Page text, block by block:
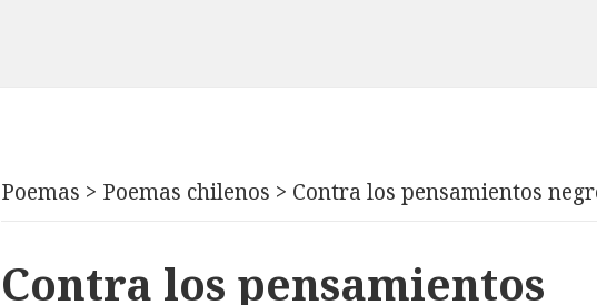
Poemas > Poemas chilenos > Contra los pensamientos
Contra los pensamientos